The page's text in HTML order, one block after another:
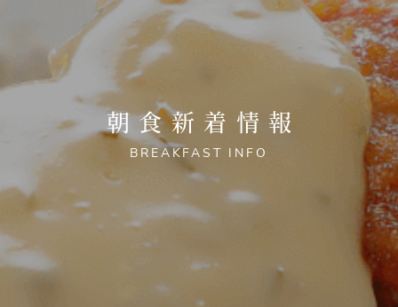
朝食新着情報
BREAKFAST INFO